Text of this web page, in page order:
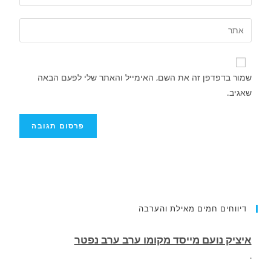
שמור בדפדפן זה את השם, האימייל והאתר שלי לפעם הבאה
שאגיב.
דיווחים חמים מאילת והערבה
הותר לפרסום שמו של חלל צה"ל שנפל בלבנון.